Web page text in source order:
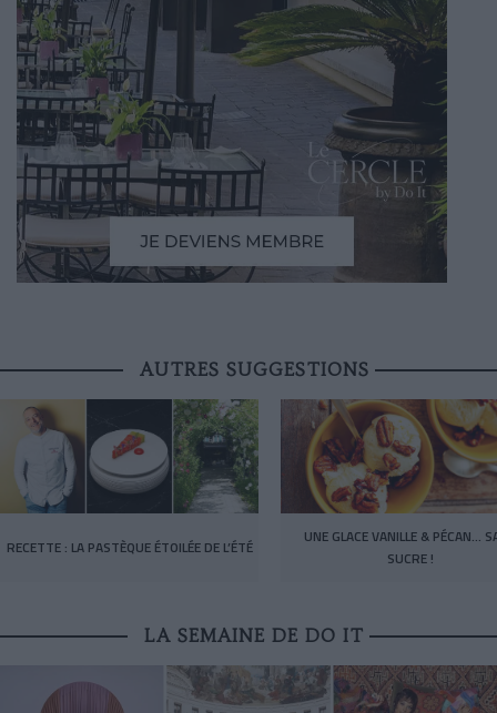
AUTRES SUGGESTIONS
RECETTE : LA PASTÈQUE ÉTOILÉE DE L’ÉTÉ
UNE GLACE VANILLE & PÉCAN…
SUCRE !
LA SEMAINE DE DO IT